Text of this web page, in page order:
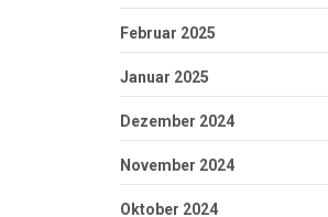
Februar 2025
Januar 2025
Dezember 2024
November 2024
Oktober 2024